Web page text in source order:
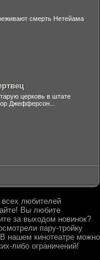
смерть Нетейама
церковь в штате
Джефферсон...
всех любителей
Вы любите
за выходом новинок?
пару-тройку
нашем кинотеатре можно
либо ограничений!